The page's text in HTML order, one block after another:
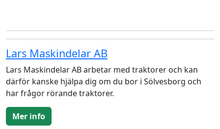
Lars Maskindelar AB
Lars Maskindelar AB arbetar med traktorer och kan
därför kanske hjälpa dig om du bor i Sölvesborg och
har frågor rörande traktorer.
Mer info